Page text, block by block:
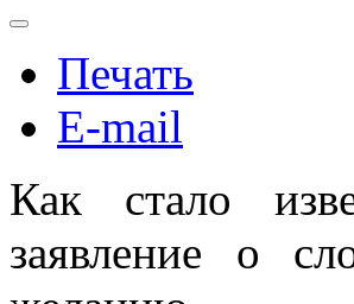
Печать
E-mail
Как стало
заявление о